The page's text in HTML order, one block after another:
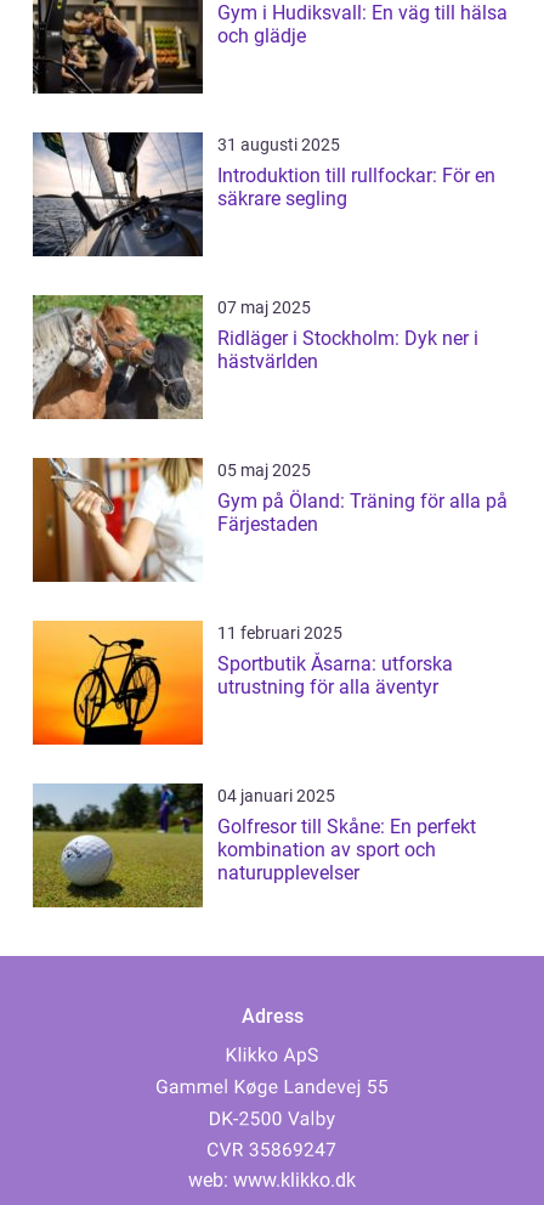
Gym i Hudiksvall: En väg till hälsa
och glädje
31 augusti 2025
Introduktion till rullfockar: För en
säkrare segling
07 maj 2025
Ridläger i Stockholm: Dyk ner i
hästvärlden
05 maj 2025
Gym på Öland: Träning för alla på
Färjestaden
11 februari 2025
Sportbutik Åsarna: utforska
utrustning för alla äventyr
04 januari 2025
Golfresor till Skåne: En perfekt
kombination av sport och
naturupplevelser
Adress
web: www.klikko.dk